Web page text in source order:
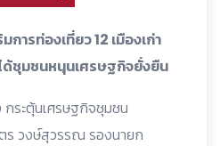
ารท่องเที่ยว 12 เมืองเก่า
ชุมชนหนุนเศรษฐกิจยั่งยืน
กระตุ้นเศรษฐกิจชุมชน
ร วงษ์สุวรรณ รองนายก